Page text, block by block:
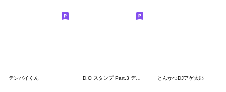
テンバイくん D.O スタンプ Part.3 デンジャラスver. とんかつDJアゲ太郎